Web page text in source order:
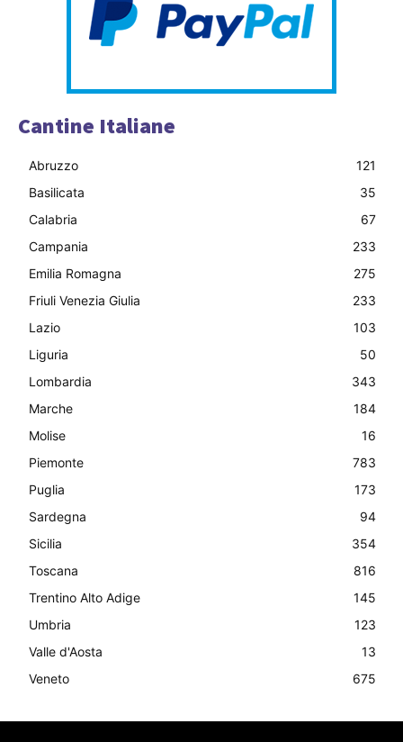
Cantine Italiane
Abruzzo
121
Basilicata
35
Calabria
67
Campania
233
Emilia Romagna
275
Friuli Venezia Giulia
233
Lazio
103
Liguria
50
Lombardia
343
Marche
184
Molise
16
Piemonte
783
Puglia
173
Sardegna
94
Sicilia
354
Toscana
816
Trentino Alto Adige
145
Umbria
123
Valle d'Aosta
13
Veneto
675